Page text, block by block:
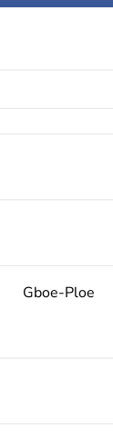
Gboe-Ploe